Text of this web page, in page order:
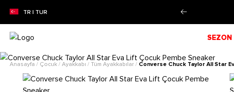
TR | TUR
SEZON İNDİRİMİ!
SEZON
Anasayfa / Çocuk / Ayakkabı / Tüm Ayakkabılar / Converse Chuck Taylor All Star